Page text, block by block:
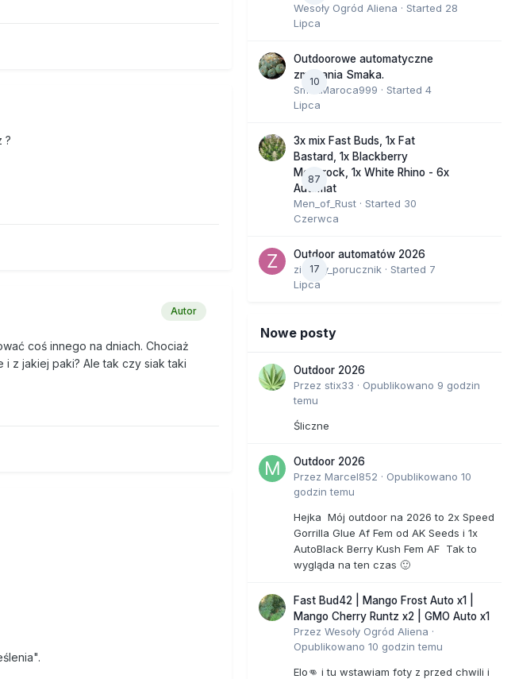
?
Autor
coś innego na dniach. Chociaż
i z jakiej paki? Ale tak czy siak taki
Wesoły Ogród Aliena · Started 28
Lipca
10
Outdoorowe automatyczne
zmagania Smaka.
SmakMaroca999 · Started 4
Lipca
87
3x mix Fast Buds, 1x Fat
Bastard, 1x Blackberry
Moonrock, 1x White Rhino - 6x
Automat
Men_of_Rust · Started 30
Czerwca
17
Outdoor automatów 2026
zielony_porucznik · Started 7
Lipca
Nowe posty
Outdoor 2026
Przez stix33 · Opublikowano 9 godzin
temu
Śliczne
Outdoor 2026
Przez Marcel852 · Opublikowano 10
godzin temu
Hejka Mój outdoor na 2026 to 2x Speed
Gorrilla Glue Af Fem od AK Seeds i 1x
AutoBlack Berry Kush Fem AF Tak to
wygląda na ten czas 🙂
Fast Bud42 | Mango Frost Auto x1 |
Mango Cherry Runtz x2 | GMO Auto x1
Przez Wesoły Ogród Aliena ·
Opublikowano 10 godzin temu
Elo👊 i tu wstawiam foty z przed chwili i